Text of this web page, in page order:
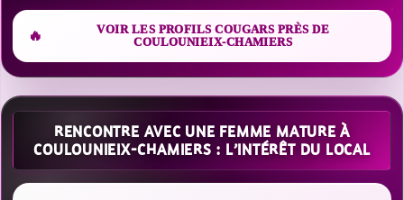
VOIR LES PROFILS COUGARS PRÈS DE
COULOUNIEIX-CHAMIERS
RENCONTRE AVEC UNE FEMME MATURE À
COULOUNIEIX-CHAMIERS : L’INTÉRÊT DU LOCAL